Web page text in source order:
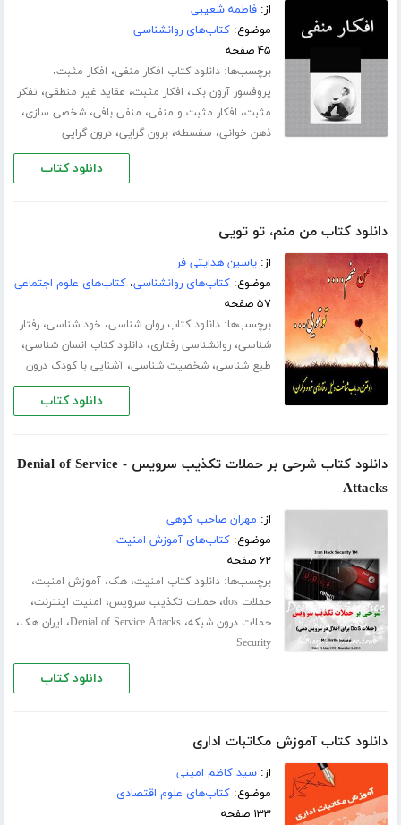
از:فاطمه شعیبی
موضوع:کتاب‌های روانشناسی
۴۵ صفحه
برچسب‌ها:دانلود کتاب افکار منفی، افکار مثبت،
پروفسور آرون بک، افکار مثبت، عقاید غیر منطقی، تفکر
مثبت، افکار مثبت و منفی، منفی بافی،شخصی سازی،
ذهن خوانی، سفسطه،برون گرایی،درون گرایی
دانلود کتاب
دانلود کتاب من منم، تو تویی
از:یاسین هدایتی فر
موضوع:کتاب‌های روانشناسی،کتاب‌های علوم اجتماعی
۵۷ صفحه
برچسب‌ها:دانلود کتاب روان شناسی، خود شناسی،رفتار
شناسی،روانشناسی رفتاری،دانلود کتاب انسان شناسی،
طبع شناسی،شخصیت شناسی،آشنایی با کودک درون
دانلود کتاب
دانلود کتاب شرحی بر حملات تکذیب سرویس - Denial of Service
Attacks
از: مهران صاحب کوهی
موضوع:کتاب‌های آموزش امنیت
۶۲ صفحه
برچسب‌ها:دانلود کتاب امنیت،هک،آموزش امنیت،
حملات dos ،حملات تکذیب سرویس، امنیت اینترنت،
حملات درون شبکه،Denial of Service Attacks، ایران هک،
Security
دانلود کتاب
دانلود کتاب آموزش مکاتبات اداری
از:سید کاظم امینی
موضوع:کتاب‌های علوم اقتصادی
۱۳۳ صفحه